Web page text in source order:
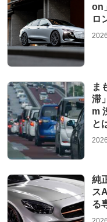
on
ロ
ま
滞
m
と
純
ス
る